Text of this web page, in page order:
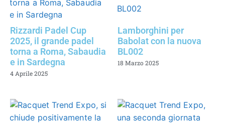
Rizzardi Padel Cup
2025, il grande padel
torna a Roma, Sabaudia
e in Sardegna
4 Aprile 2025
Lamborghini per
Babolat con la nuova
BL002
18 Marzo 2025